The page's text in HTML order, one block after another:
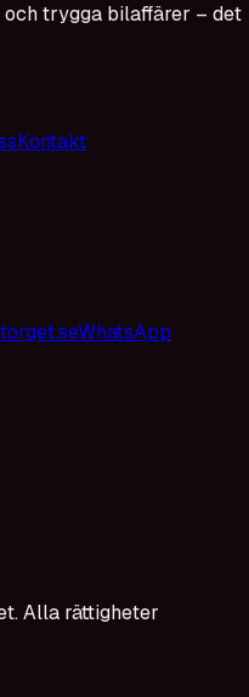
trygga bilaffärer – det
Kontakt
WhatsApp
Alla rättigheter